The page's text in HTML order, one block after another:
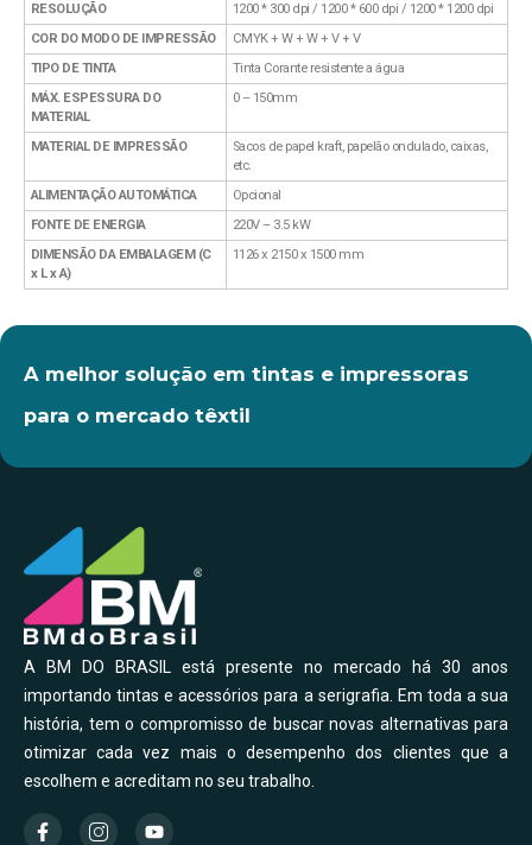
RESOLUÇÃO
1200 * 300 dpi / 1200 * 600 dpi / 1200 * 1200 dpi
COR DO MODO DE IMPRESSÃO
CMYK + W + W + V + V
TIPO DE TINTA
Tinta Corante resistente a água
MÁX. ESPESSURA DO
MATERIAL
0 – 150mm
MATERIAL DE IMPRESSÃO
Sacos de papel kraft, papelão ondulado, caixas,
etc.
ALIMENTAÇÃO AUTOMÁTICA
Opcional
FONTE DE ENERGIA
220V – 3.5 kW
DIMENSÃO DA EMBALAGEM (C
x L x A)
1126 x 2150 x 1500 mm
A melhor solução em tintas e impressoras
para o mercado têxtil
A BM DO BRASIL está presente no mercado há 30 anos
importando tintas e acessórios para a serigrafia. Em toda a sua
história, tem o compromisso de buscar novas alternativas para
otimizar cada vez mais o desempenho dos clientes que a
escolhem e acreditam no seu trabalho.